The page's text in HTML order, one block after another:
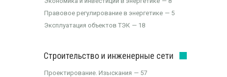
Правовое регулирование в энергетике
5
Эксплуатация объектов ТЭК
18
Строительство и инженерные сети
Проектирование. Изыскания
57